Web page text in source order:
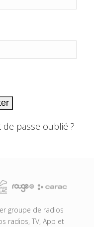
de passe oublié ?
groupe de radios
radios, TV, App et